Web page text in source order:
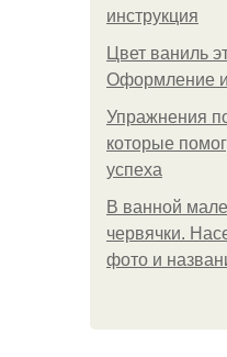
инструкция
Цвет ваниль
Оформление
Упражнения
которые
успеха
В ванной
червячки.
фото и